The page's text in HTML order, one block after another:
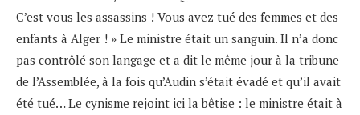
C’est vous les assassins ! Vous avez tué des femmes et des
enfants à Alger ! » Le ministre était un sanguin. Il n’a donc
pas contrôlé son langage et a dit le même jour à la tribune
de l’Assemblée, à la fois qu’Audin s’était évadé et qu’il avait
été tué… Le cynisme rejoint ici la bêtise : le ministre était à